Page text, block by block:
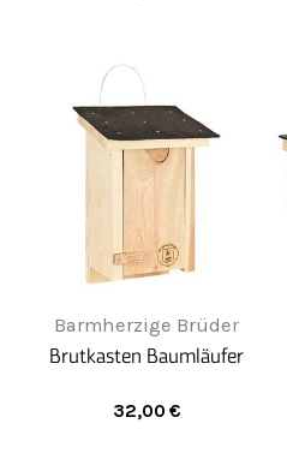
Barmherzige Brüder
Brutkasten Baumläufer
32,00 €